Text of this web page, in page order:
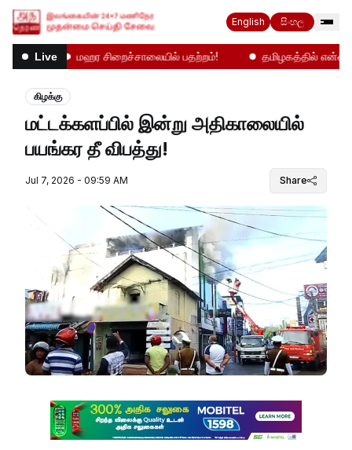
English සිංහල
Live மஹர சிறைச்சாலையில் பதற்றம்! தமிழகத்தில் என்ன
கிழக்கு
மட்டக்களப்பில் இன்று அதிகாலையில்
பயங்கர தீ விபத்து!
Jul 7, 2026 - 09:59 AM Share